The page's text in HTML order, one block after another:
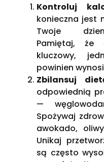
Kontroluj
konieczna jest
Twoje
Pamiętaj, że
kluczowy,
powinien
Zbilansuj
odpowiednią
—
Spożywaj
awokado,
Unikaj
są często